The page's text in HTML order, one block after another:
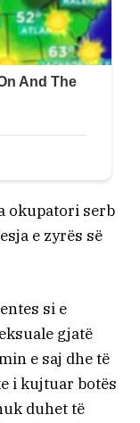
okupatori serb
e zyrës së
si e
gjatë
e saj dhe të
i kujtuar botës
duhet të